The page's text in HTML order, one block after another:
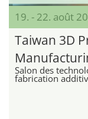
19. - 22. août
Taiwan 3D
Salon des
fabrication